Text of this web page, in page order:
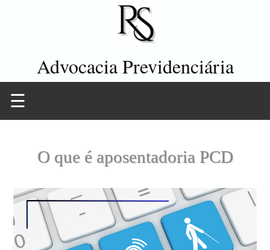
Advocacia Previdenciária
☰
O que é aposentadoria PCD